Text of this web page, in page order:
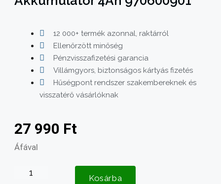
12 000+ termék azonnal, raktárról
Ellenőrzött minőség
Pénzvisszafizetési garancia
Villámgyors, biztonságos kártyás fizetés
Hűségpont rendszer szakembereknek és
visszatérő vásárlóknak
27 990 Ft
Áfával
Husqvarna
Kosárba